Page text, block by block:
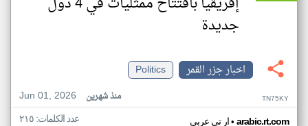
جديدة
اخبار جزر القمر
Politics
Jun 01, 2026
منذ شهرين TN75KY
ار تي عربي• arabic.rt.com عدد الكلمات: ٢١٥